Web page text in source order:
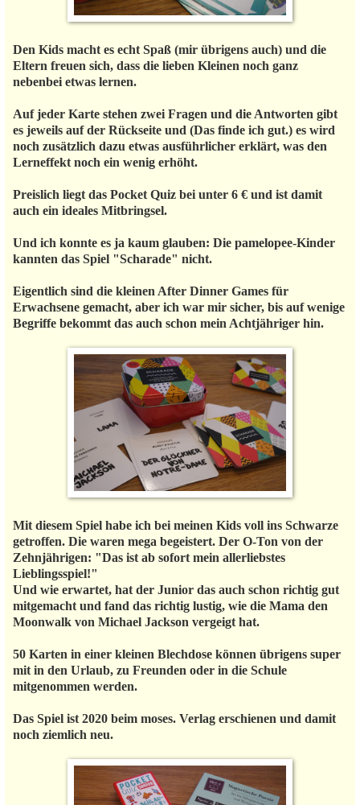
Den Kids macht es echt Spaß (mir übrigens auch) und die
Eltern freuen sich, dass die lieben Kleinen noch ganz
nebenbei etwas lernen.
Auf jeder Karte stehen zwei Fragen und die Antworten gibt
es jeweils auf der Rückseite und (Das finde ich gut.) es wird
noch zusätzlich dazu etwas ausführlicher erklärt, was den
Lerneffekt noch ein wenig erhöht.
Preislich liegt das Pocket Quiz bei unter 6 € und ist damit
auch ein ideales Mitbringsel.
Und ich konnte es ja kaum glauben: Die pamelopee-Kinder
kannten das Spiel "Scharade" nicht.
Eigentlich sind die kleinen After Dinner Games für
Erwachsene gemacht, aber ich war mir sicher, bis auf wenige
Begriffe bekommt das auch schon mein Achtjähriger hin.
Mit diesem Spiel habe ich bei meinen Kids voll ins Schwarze
getroffen. Die waren mega begeistert. Der O-Ton von der
Zehnjährigen: "Das ist ab sofort mein allerliebstes
Lieblingsspiel!"
Und wie erwartet, hat der Junior das auch schon richtig gut
mitgemacht und fand das richtig lustig, wie die Mama den
Moonwalk von Michael Jackson vergeigt hat.
50 Karten in einer kleinen Blechdose können übrigens super
mit in den Urlaub, zu Freunden oder in die Schule
mitgenommen werden.
Das Spiel ist 2020 beim moses. Verlag erschienen und damit
noch ziemlich neu.